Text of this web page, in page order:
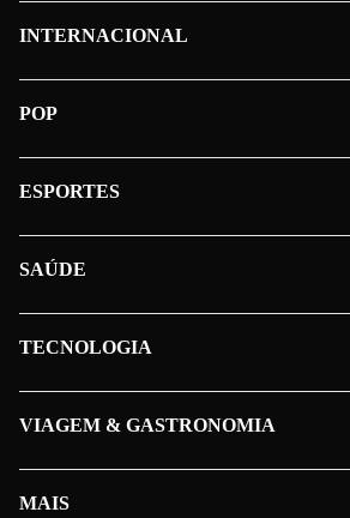
MAIS
INTERNACIONAL
POP
ESPORTES
SAÚDE
TECNOLOGIA
VIAGEM & GASTRONOMIA